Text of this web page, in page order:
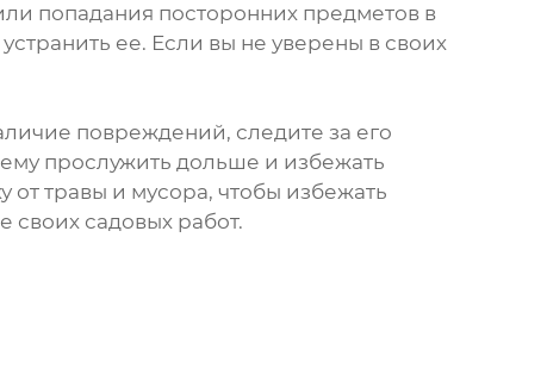
попадания посторонних предметов в
ее. Если вы не уверены в своих
повреждений, следите за его
прослужить дольше и избежать
травы и мусора, чтобы избежать
своих садовых работ.